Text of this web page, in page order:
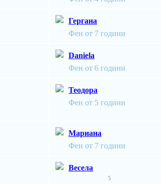
Гергана
Фен от 7 години
Daniela
Фен от 6 години
Теодора
Фен от 5 години
Мариана
Фен от 7 години
Весела
5